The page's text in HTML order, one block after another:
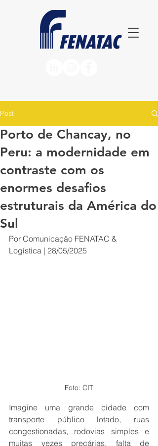
Post
Porto de Chancay, no
Peru: a modernidade em
contraste com os
enormes desafios
estruturais da América do
Sul
Por Comunicação FENATAC &
Logística | 28/05/2025
Foto: CIT
Imagine uma grande cidade com
transporte público lotado, ruas
congestionadas, rodovias simples e
muitas vezes precárias, falta de